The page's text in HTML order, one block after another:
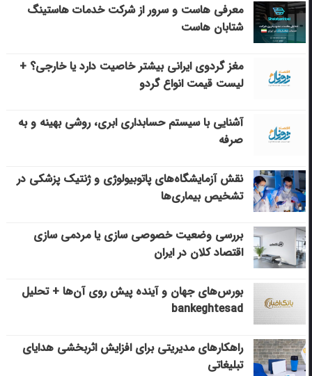
معرفی هاست و سرور از شرکت خدمات هاستینگ
شتابان هاست
مغز گردوی ایرانی بیشتر خاصیت دارد یا خارجی؟ +
لیست قیمت انواع گردو
آشنایی با سیستم حسابداری ابری، روشی بهینه و به
صرفه
نقش آزمایشگاه‌های پاتوبیولوژی و ژنتیک پزشکی در
تشخیص بیماری‌ها
بررسی وضعیت خصوصی سازی یا مردمی سازی
اقتصاد کلان در ایران
بورس‌های جهان و آینده پیش روی آن‌ها + تحلیل
bankeghtesad
راهکارهای مدیریتی برای افزایش اثربخشی هدایای
تبلیغاتی